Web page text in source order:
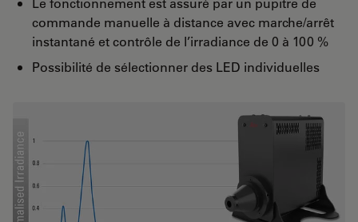
commande manuelle à distance avec marche/arrêt
instantané et contrôle de l’irradiance de 0 à 100 %
Possibilité de sélectionner des LED individuelles